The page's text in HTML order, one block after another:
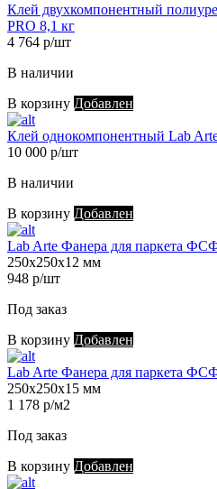
Клей двухкомпонентный
PRO 8,1 кг
4 764 р/шт
В наличии
В корзину Добавлен
Клей однокомпонентный Lab
10 000 р/шт
В наличии
В корзину Добавлен
Lab Arte Фанера для паркета
250х250х12 мм
948 р/шт
Под заказ
В корзину Добавлен
Lab Arte Фанера для паркета
250х250х15 мм
1 178 р/м2
Под заказ
В корзину Добавлен